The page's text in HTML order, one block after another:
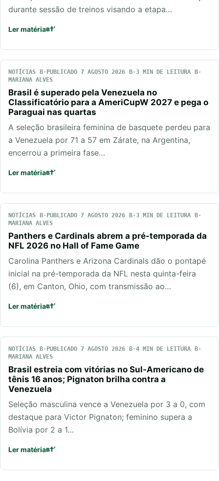
durante sessão de treinos visando a etapa…
Ler matéria
NOTÍCIAS PUBLICADO 7 AGOSTO 2026
3 MIN DE LEITURA
MARIANA ALVES
Brasil é superado pela Venezuela no
Classificatório para a AmeriCupW 2027 e pega o
Paraguai nas quartas
A seleção brasileira feminina de basquete perdeu para
a Venezuela por 71 a 57 em Zárate, na Argentina,
encerrou a primeira fase…
Ler matéria
NOTÍCIAS PUBLICADO 7 AGOSTO 2026
3 MIN DE LEITURA
MARIANA ALVES
Panthers e Cardinals abrem a pré-temporada da
NFL 2026 no Hall of Fame Game
Carolina Panthers e Arizona Cardinals dão o pontapé
inicial na pré-temporada da NFL nesta quinta-feira
(6), em Canton, Ohio, com transmissão ao…
Ler matéria
NOTÍCIAS PUBLICADO 7 AGOSTO 2026
4 MIN DE LEITURA
MARIANA ALVES
Brasil estreia com vitórias no Sul-Americano de
tênis 16 anos; Pignaton brilha contra a
Venezuela
Seleção masculina vence a Venezuela por 3 a 0, com
destaque para Victor Pignaton; feminino supera a
Bolívia por 2 a 1…
Ler matéria